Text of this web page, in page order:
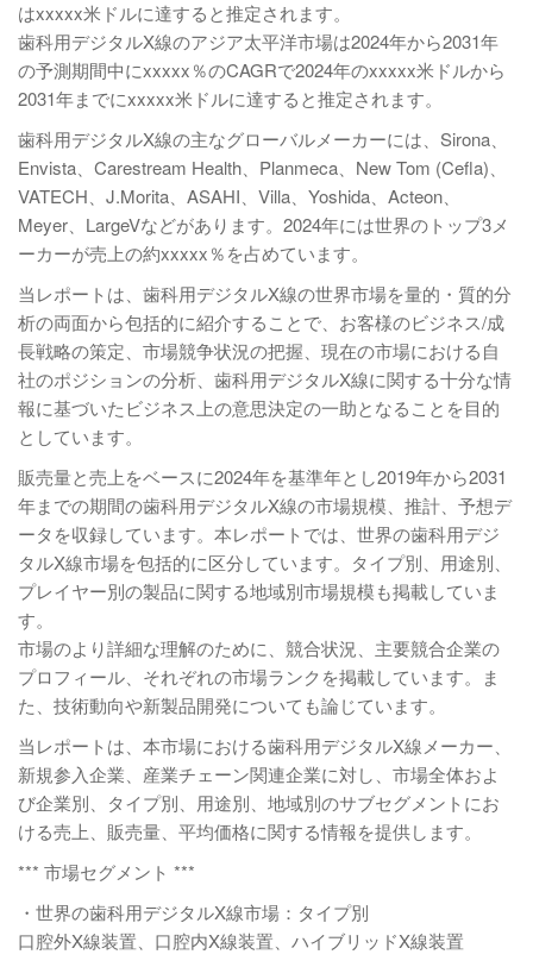
はxxxxx米ドルに達すると推定されます。
歯科用デジタルX線のアジア太平洋市場は2024年から2031年
の予測期間中にxxxxx％のCAGRで2024年のxxxxx米ドルから
2031年までにxxxxx米ドルに達すると推定されます。
歯科用デジタルX線の主なグローバルメーカーには、Sirona、
Envista、Carestream Health、Planmeca、New Tom (Cefla)、
VATECH、J.Morita、ASAHI、Villa、Yoshida、Acteon、
Meyer、LargeVなどがあります。2024年には世界のトップ3メ
ーカーが売上の約xxxxx％を占めています。
当レポートは、歯科用デジタルX線の世界市場を量的・質的分
析の両面から包括的に紹介することで、お客様のビジネス/成
長戦略の策定、市場競争状況の把握、現在の市場における自
社のポジションの分析、歯科用デジタルX線に関する十分な情
報に基づいたビジネス上の意思決定の一助となることを目的
としています。
販売量と売上をベースに2024年を基準年とし2019年から2031
年までの期間の歯科用デジタルX線の市場規模、推計、予想デ
ータを収録しています。本レポートでは、世界の歯科用デジ
タルX線市場を包括的に区分しています。タイプ別、用途別、
プレイヤー別の製品に関する地域別市場規模も掲載していま
す。
市場のより詳細な理解のために、競合状況、主要競合企業の
プロフィール、それぞれの市場ランクを掲載しています。ま
た、技術動向や新製品開発についても論じています。
当レポートは、本市場における歯科用デジタルX線メーカー、
新規参入企業、産業チェーン関連企業に対し、市場全体およ
び企業別、タイプ別、用途別、地域別のサブセグメントにお
ける売上、販売量、平均価格に関する情報を提供します。
*** 市場セグメント ***
・世界の歯科用デジタルX線市場：タイプ別
口腔外X線装置、口腔内X線装置、ハイブリッドX線装置